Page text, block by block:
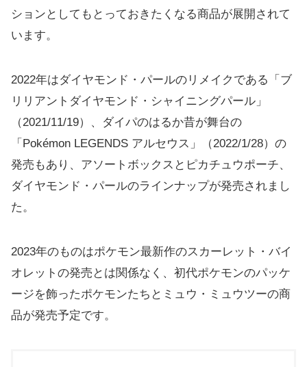
ションとしてもとっておきたくなる商品が展開されて
います。
2022年はダイヤモンド・パールのリメイクである「ブ
リリアントダイヤモンド・シャイニングパール」
（2021/11/19）、ダイパのはるか昔が舞台の
「Pokémon LEGENDS アルセウス」（2022/1/28）の
発売もあり、アソートボックスとピカチュウポーチ、
ダイヤモンド・パールのラインナップが発売されまし
た。
2023年のものはポケモン最新作のスカーレット・バイ
オレットの発売とは関係なく、初代ポケモンのパッケ
ージを飾ったポケモンたちとミュウ・ミュウツーの商
品が発売予定です。